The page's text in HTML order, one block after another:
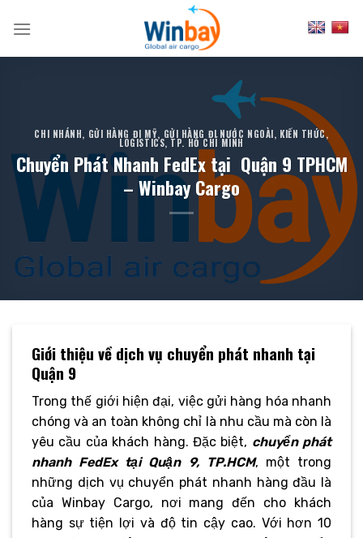
CHI NHÁNH, GỬI HÀNG ĐI MỸ, GỬI HÀNG ĐI NƯỚC NGOÀI, KIẾN THỨC,
LOGISTICS, TP. HỒ CHÍ MINH
Chuyển Phát Nhanh FedEx tại Quận 9 TPHCM
– Winbay Cargo
Giới thiệu về dịch vụ chuyển phát nhanh tại
Quận 9
Trong thế giới hiện đại, việc gửi hàng hóa nhanh
chóng và an toàn không chỉ là nhu cầu mà còn là
yêu cầu của khách hàng. Đặc biệt, chuyển phát
nhanh FedEx tại Quận 9, TP.HCM, một trong
những dịch vụ chuyển phát nhanh hàng đầu là
của Winbay Cargo, nơi mang đến cho khách
hàng sự tiện lợi và độ tin cậy cao. Với hơn 10